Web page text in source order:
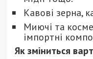
Кавові зерна,
Миючі та
імпортні
Як зміниться